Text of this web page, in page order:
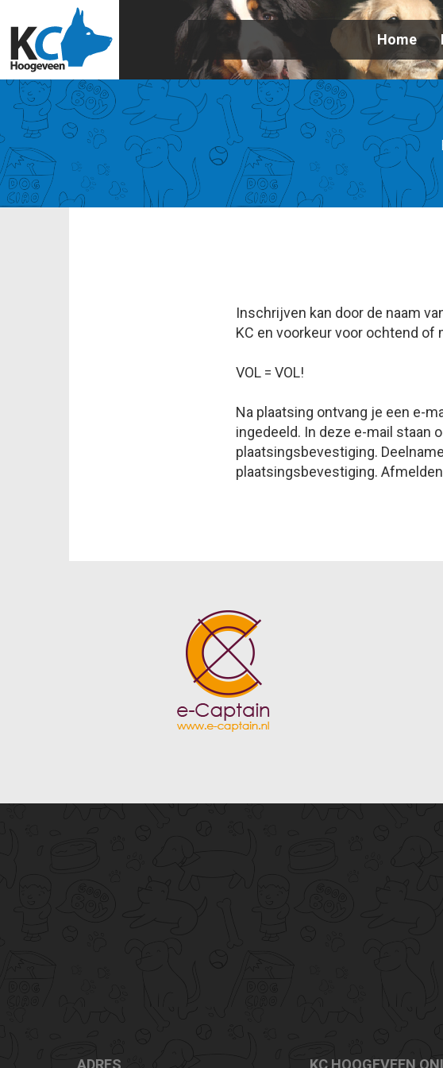
Home
Inschrijven kan door de naam
KC en voorkeur voor ochtend of
VOL = VOL!
Na plaatsing ontvang je een e-
ingedeeld. In deze e-mail staan
plaatsingsbevestiging.
plaatsingsbevestiging.
ADRES KC HOOGEVEEN